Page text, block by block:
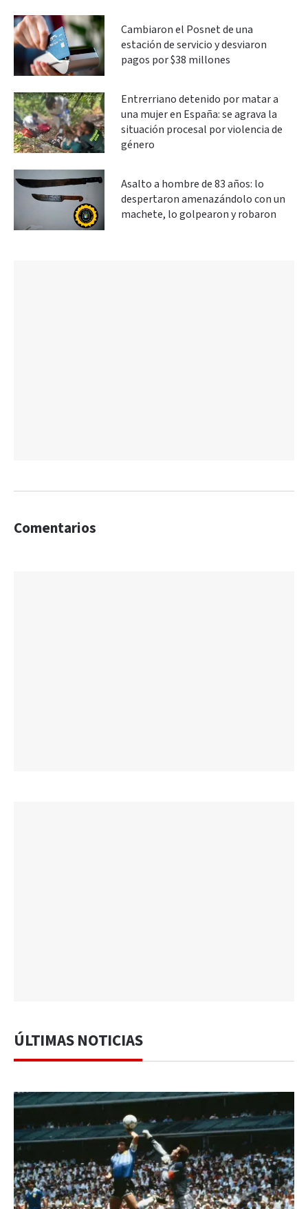
Cambiaron el Posnet de una
estación de servicio y desviaron
pagos por $38 millones
Entrerriano detenido por matar a
una mujer en España: se agrava la
situación procesal por violencia de
género
Asalto a hombre de 83 años: lo
despertaron amenazándolo con un
machete, lo golpearon y robaron
Comentarios
ÚLTIMAS NOTICIAS